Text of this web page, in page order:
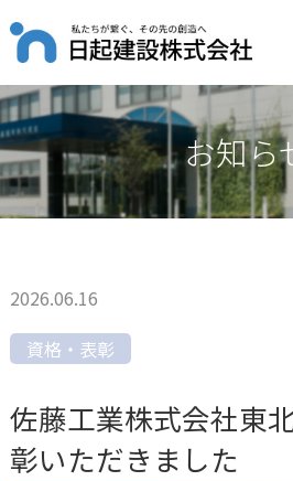
お知ら
2026.06.16
資格・表彰
佐藤工業株式会社東
彰いただきました